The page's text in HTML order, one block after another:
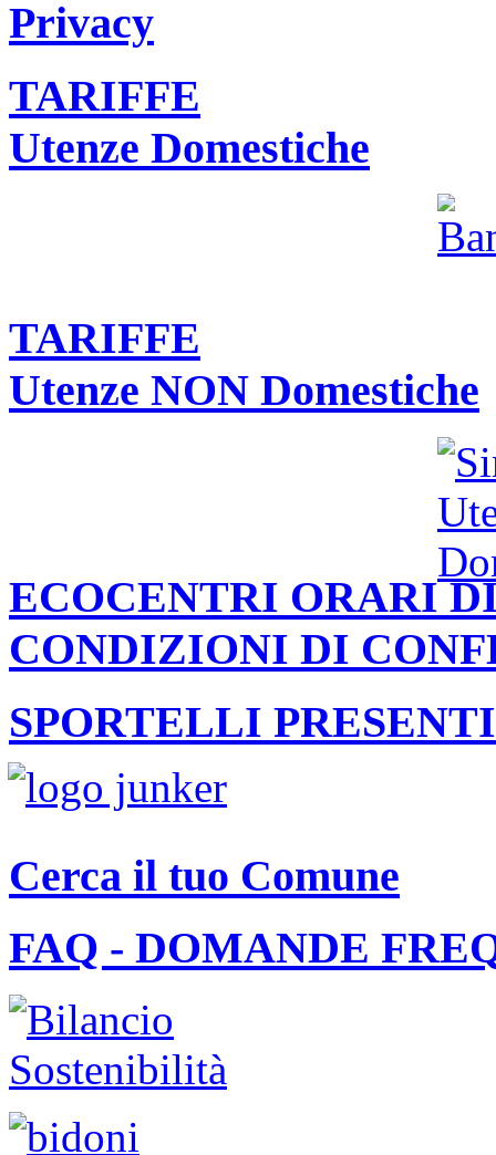
Privacy
TARIFFE
Utenze Domestiche
TARIFFE
Utenze NON Domestiche
ECOCENTRI ORARI
CONDIZIONI DI
SPORTELLI
Cerca il tuo Comune
FAQ - DOMANDE